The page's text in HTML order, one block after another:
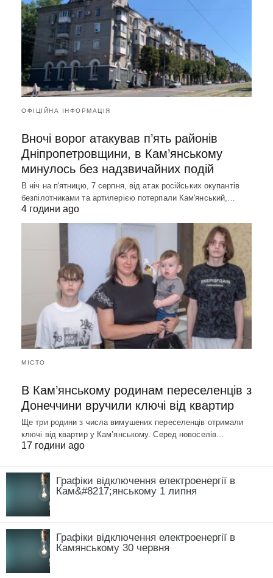
ОФІЦІЙНА ІНФОРМАЦІЯ
Вночі ворог атакував п’ять районів
Дніпропетровщини, в Кам’янському
минулось без надзвичайних подій
В ніч на п'ятницю, 7 серпня, від атак російських окупантів
безпілотниками та артилерією потерпали Кам'янський,…
4 години ago
МІСТО
В Кам’янському родинам переселенців з
Донеччини вручили ключі від квартир
Ще три родини з числа вимушених переселенців отримали
ключі від квартир у Кам’янському. Серед новоселів…
17 години ago
Графіки відключення електроенергії в
Кам&#8217;янському 1 липня
Графіки відключення електроенергії в
Камянському 30 червня